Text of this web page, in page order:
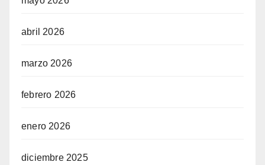
abril 2026
marzo 2026
febrero 2026
enero 2026
diciembre 2025